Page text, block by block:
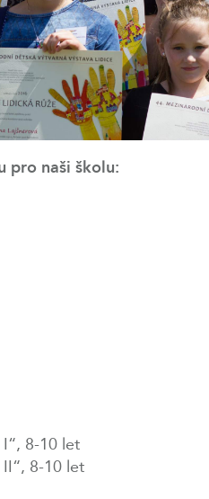
pro naši školu:
8-10 let
8-10 let